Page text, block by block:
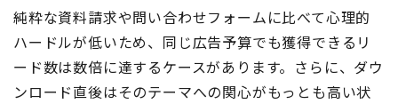
純粋な資料請求や問い合わせフォームに比べて心理的
ハードルが低いため、同じ広告予算でも獲得できるリ
ード数は数倍に達するケースがあります。さらに、ダウ
ンロード直後はそのテーマへの関心がもっとも高い状